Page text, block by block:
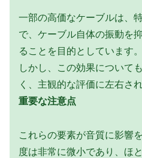
一部の高価なケーブルは、
で、ケーブル自体の振動を
ることを目的としています。
しかし、この効果について
く、主観的な評価に左右さ
重要な注意点
これらの要素が音質に影響
度は非常に微小であり、ほ